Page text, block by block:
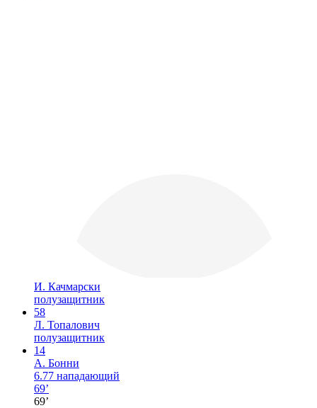
И. Качмарски
полузащитник
58
Л. Топалович
полузащитник
14
А. Бонни
6.77 нападающий
69’
69’